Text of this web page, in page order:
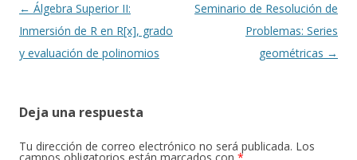
Navegación
de
entradas
← Álgebra Superior II:
Inmersión de R en R[x], grado
y evaluación de polinomios
Seminario de Resolución de
Problemas: Series
geométricas →
Deja una respuesta
Tu dirección de correo electrónico no será publicada. Los